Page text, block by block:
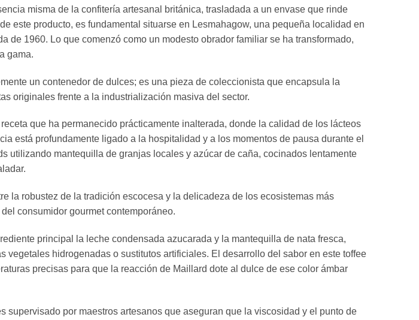
misma de la confitería artesanal británica, trasladada a un envase que rinde
este producto, es fundamental situarse en Lesmahagow, una pequeña localidad en
1960. Lo que comenzó como un modesto obrador familiar se ha transformado,
gama.
un contenedor de dulces; es una pieza de coleccionista que encapsula la
originales frente a la industrialización masiva del sector.
que ha permanecido prácticamente inalterada, donde la calidad de los lácteos
está profundamente ligado a la hospitalidad y a los momentos de pausa durante el
utilizando mantequilla de granjas locales y azúcar de caña, cocinados lentamente
la robustez de la tradición escocesa y la delicadeza de los ecosistemas más
consumidor gourmet contemporáneo.
principal la leche condensada azucarada y la mantequilla de nata fresca,
hidrogenadas o sustitutos artificiales. El desarrollo del sabor en este toffee
precisas para que la reacción de Maillard dote al dulce de ese color ámbar
por maestros artesanos que aseguran que la viscosidad y el punto de